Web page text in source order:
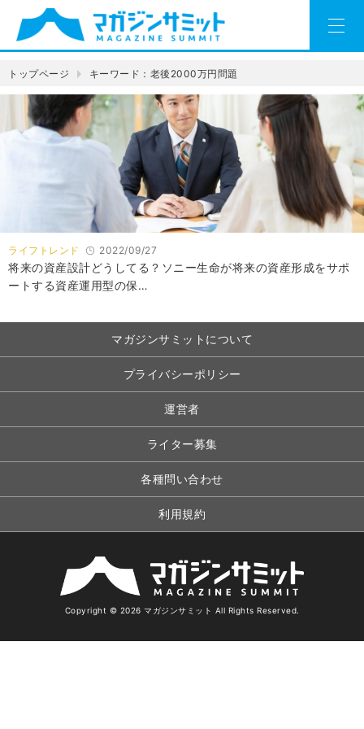
トップページ キーワード：老後2000万円問題
ライフトレンド 2022/09/27
将来の資産設計どうしてる？ソニー生命が将来の資産形成をサポ
ートする資産運用型の保…
マガジンサミットについて
プライバシーポリシー
運営者
ライター募集
各種問い合わせ
利用規約
Copyright © 2026 マガジンサミット All Rights Reserved.